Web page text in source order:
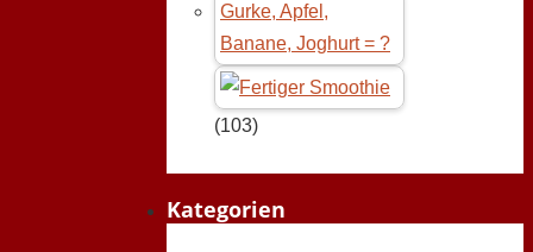
Gurke, Apfel,
Banane, Joghurt = ?
(103)
Kategorien